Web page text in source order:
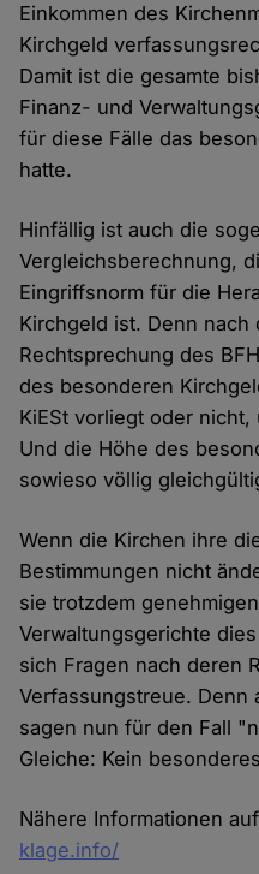
Einkommen des
Kirchgeld
Damit ist die gesamte
Finanz- und
für diese Fälle das
hatte.
Hinfällig ist auch die
Vergleichsberechnung,
Eingriffsnorm für die
Kirchgeld ist. Denn nach
Rechtsprechung des
des besonderen
KiESt vorliegt oder
Und die Höhe des
sowieso völlig
Wenn die Kirchen ihre
Bestimmungen nicht
sie trotzdem
Verwaltungsgerichte
sich Fragen nach deren
Verfassungstreue. Denn
sagen nun für den Fall
Gleiche: Kein
Nähere Informationen auf
klage.info/